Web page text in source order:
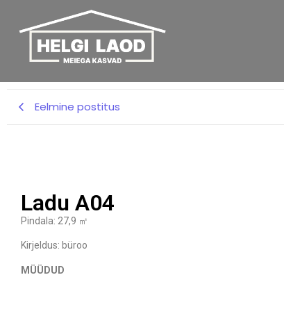
Eelmine postitus
Ladu A04
Pindala: 27,9 ㎡
Kirjeldus: büroo
MÜÜDUD